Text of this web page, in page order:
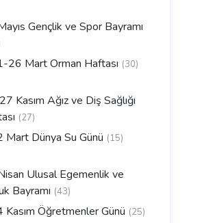
Gençlik ve Spor Bayramı
26 Mart Orman Haftası (30)
Kasım Ağız ve Diş Sağlığı
(27)
Mart Dünya Su Günü (15)
Ulusal Egemenlik ve
Bayramı (43)
Kasım Öğretmenler Günü (25)